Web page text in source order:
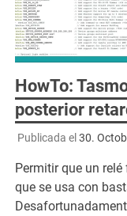
HowTo:
posterior
Publicada el30.
Permitir que un
que se usa con